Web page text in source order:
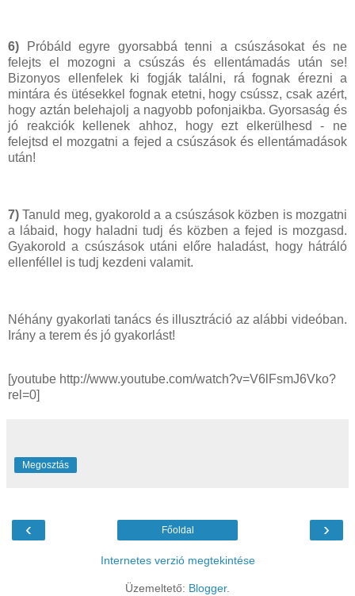
6) Próbáld egyre gyorsabbá tenni a csúszásokat és ne
felejts el mozogni a csúszás és ellentámadás után se!
Bizonyos ellenfelek ki fogják találni, rá fognak érezni a
mintára és ütésekkel fognak etetni, hogy csússz, csak azért,
hogy aztán belehajolj a nagyobb pofonjaikba. Gyorsaság és
jó reakciók kellenek ahhoz, hogy ezt elkerülhesd - ne
felejtsd el mozgatni a fejed a csúszások és ellentámadások
után!
7) Tanuld meg, gyakorold a a csúszások közben is mozgatni
a lábaid, hogy haladni tudj és közben a fejed is mozgasd.
Gyakorold a csúszások utáni előre haladást, hogy hátráló
ellenféllel is tudj kezdeni valamit.
Néhány gyakorlati tanács és illusztráció az alábbi videóban.
Irány a terem és jó gyakorlást!
[youtube http://www.youtube.com/watch?v=V6lFsmJ6Vko?
rel=0]
Megosztás
‹ ›
Főoldal
Internetes verzió megtekintése
Üzemeltető: Blogger.